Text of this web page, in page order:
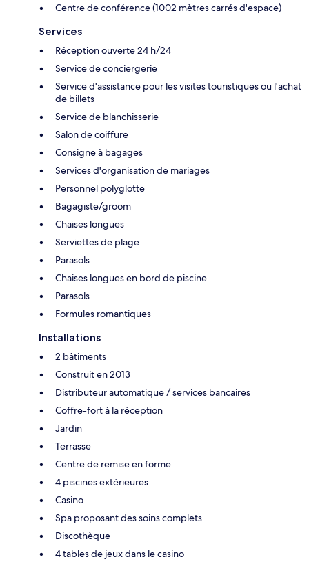
Centre de conférence (1002 mètres carrés d'espace)
Services
Réception ouverte 24 h/24
Service de conciergerie
Service d'assistance pour les visites touristiques ou l'achat
de billets
Service de blanchisserie
Salon de coiffure
Consigne à bagages
Services d'organisation de mariages
Personnel polyglotte
Bagagiste/groom
Chaises longues
Serviettes de plage
Parasols
Chaises longues en bord de piscine
Parasols
Formules romantiques
Installations
2 bâtiments
Construit en 2013
Distributeur automatique / services bancaires
Coffre-fort à la réception
Jardin
Terrasse
Centre de remise en forme
4 piscines extérieures
Casino
Spa proposant des soins complets
Discothèque
4 tables de jeux dans le casino